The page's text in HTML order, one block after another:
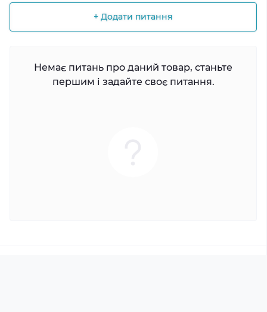
+ Додати питання
Немає питань про даний товар, станьте
першим і задайте своє питання.